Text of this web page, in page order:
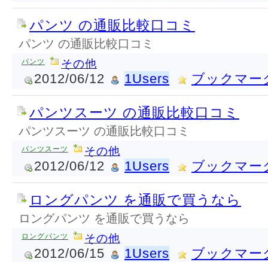
パンツ の通販比較口コミ
パンツ の通販比較口コミ
パンツ その他
2012/06/12 1Users ブックマー
パンツスーツ の通販比較口コミ
パンツスーツ の通販比較口コミ
パンツスーツ その他
2012/06/12 1Users ブックマー
ロングパンツ を通販で買うなら
ロングパンツ を通販で買うなら
ロングパンツ その他
2012/06/15 1Users ブックマー